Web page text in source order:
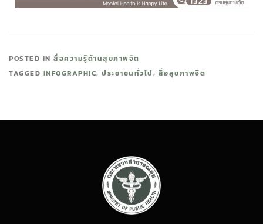
POSTED IN สื่อความรู้ด้านสุขภาพจิต
TAGGED INFOGRAPHIC, ประชาชนทั่วไป, สื่อสุขภาพจิต